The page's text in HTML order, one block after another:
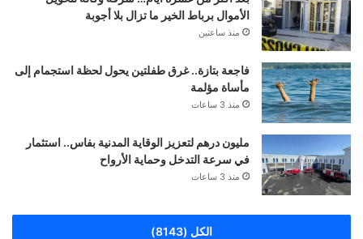
الأموال برباط الخير ما تزال بلا أجوبة
منذ ساعتين
فاجعة بتازة.. غرق طفلتين يحول لحظة استجمام إلى
مأساة مؤلمة
منذ 3 ساعات
مليون درهم لتعزيز الوقاية المدنية بفاس.. استثمار
في سرعة التدخل وحماية الأرواح
منذ 3 ساعات
الكل (8143)